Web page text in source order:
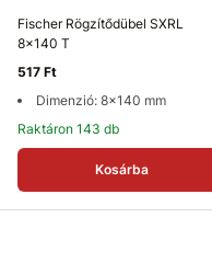
Fischer Rögzítődübel SXRL
8x140 T
517 Ft
Dimenzió: 8x140 mm
Raktáron 143 db
Kosárba